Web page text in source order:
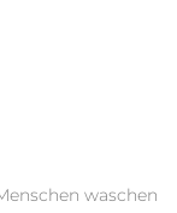
waschen